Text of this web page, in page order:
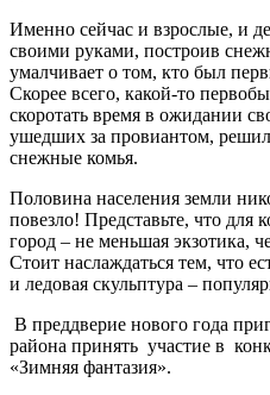
Именно сейчас и взрослые, и
своими руками, построив
умалчивает о том, кто был
Скорее всего, какой-то
скоротать время в ожидании
ушедших за провиантом, решил
снежные комья.
Половина населения земли
повезло! Представьте, что для
город – не меньшая экзотика,
Стоит наслаждаться тем, что
и ледовая скульптура –
В преддверие нового года
района принять участие в
«Зимняя фантазия».